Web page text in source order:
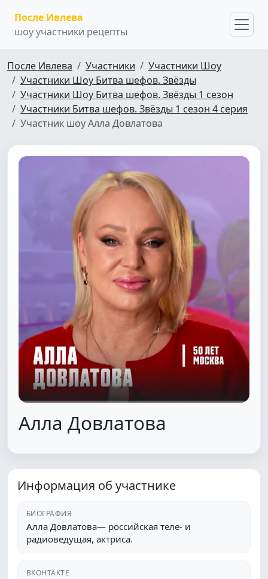
После Ивлева
шоу участники рецепты
После Ивлева Участники
Участники Шоу
Участники Шоу Битва шефов. Звёзды
Участники Шоу Битва шефов. Звёзды 1 сезон
Участники Битва шефов. Звёзды 1 сезон 4 серия
Участник шоу Алла Довлатова
Алла Довлатова
Информация об участнике
БИОГРАФИЯ
Алла Довлатова— российская теле- и
радиоведущая, актриса.
ВКОНТАКТЕ